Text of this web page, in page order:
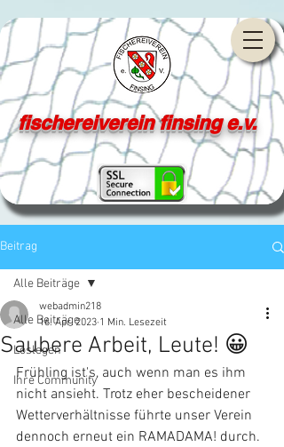
fischereiverein finsing e.v.
Beitrag
Alle Beiträge
Loslegen
Ihre Community
Alle Beiträge
Saubere Arbeit, Leute! 😀
webadmin218
16. Apr. 2023 1 Min. Lesezeit
Frühling ist's, auch wenn man es ihm
nicht ansieht. Trotz eher bescheidener
Wetterverhältnisse führte unser Verein
dennoch erneut ein RAMADAMA! durch.